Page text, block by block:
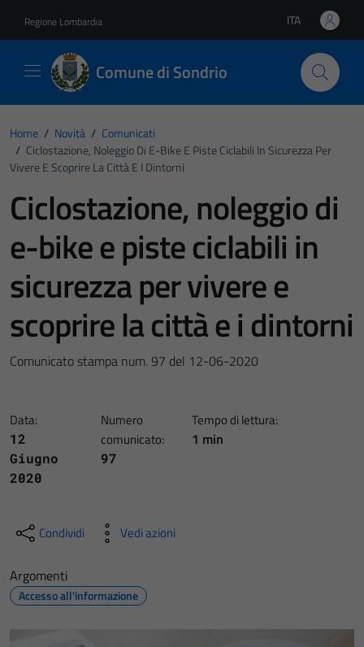
Regione Lombardia Lingua attiva:
ITA
Comune di Sondrio
Home / Novità / Comunicati
/ Ciclostazione, Noleggio Di E-Bike E Piste Ciclabili In Sicurezza Per
Vivere E Scoprire La Città E I Dintorni
Ciclostazione, noleggio di
e-bike e piste ciclabili in
sicurezza per vivere e
scoprire la città e i dintorni
Comunicato stampa num. 97 del 12-06-2020
Data:
12
Giugno
2020
Numero
comunicato:
97
Tempo di lettura:
1 min
Condividi Vedi azioni
Argomenti
Accesso all'informazione